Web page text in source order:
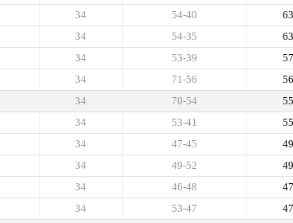
63
54-40
34
63
54-35
34
57
53-39
34
56
71-56
34
55
70-54
34
55
53-41
34
49
47-45
34
49
49-52
34
47
46-48
34
47
53-47
34